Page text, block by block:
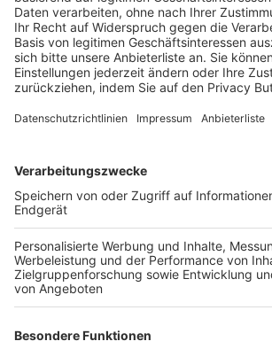
Trainerbörse
Login SpielPlus
FOLGE DEM BFV
TOP-VEREINE
TOP-PARTNER